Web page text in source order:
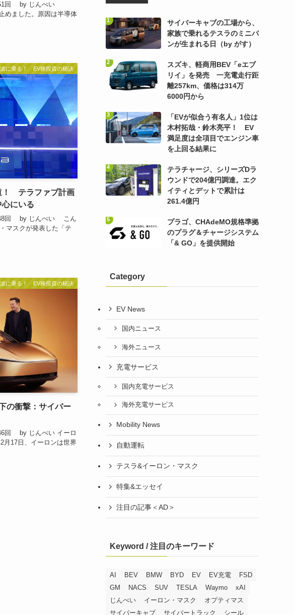
第51回 by じんべい
めました。原因は半導体
に乗る！ EV株投資の秘訣
！ テラファブ計画
にいる
48回 by じんべい こん
マスクが発表した「テ
に乗る！ EV株投資の秘訣
の衝撃：サイバー
回 by じんべい イーロ
17日、イーロンは世界
サイバーキャブの工場から、
家族で乗れるテスラのミニバ
ンが生まれる日（by がす）
スズキ、軽商用BEV「eエブ
リイ」を発売 一充電走行距
離257km、価格は314万
6000円から
「EVが似合う有名人」1位は
木村拓哉・鈴木亮平！ EV
満足度は全項目でエンジン車
を上回る結果に
テラチャージ、シリーズDラ
ウンドで204億円調達。エク
イティとデットで累計は
261.4億円
プラゴ、CHAdeMO規格準拠
のプラグ＆チャージシステム
「& GO」を提供開始
Category
EV News
国内ニュース
海外ニュース
充電サービス
国内充電サービス
海外充電サービス
Mobility News
自動運転
テスラ&イーロン・マスク
特集&エッセイ
注目の記事＜AD＞
Keyword / 注目のキーワード
AI BEV BMW BYD EV EV充電
FSD
GM
NACS SUV TESLA Waymo
xAI
じんべい
イーロン・マスク
オプティマス
サイバーキャブ
サイバートラック シール